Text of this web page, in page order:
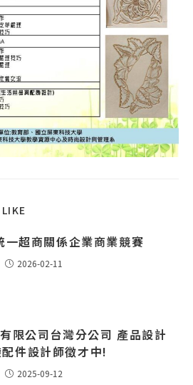
超商關係企業商業競賽
2026-02-11
限公司台灣分公司 產品設計
件設計師徵才中!
2025-09-12